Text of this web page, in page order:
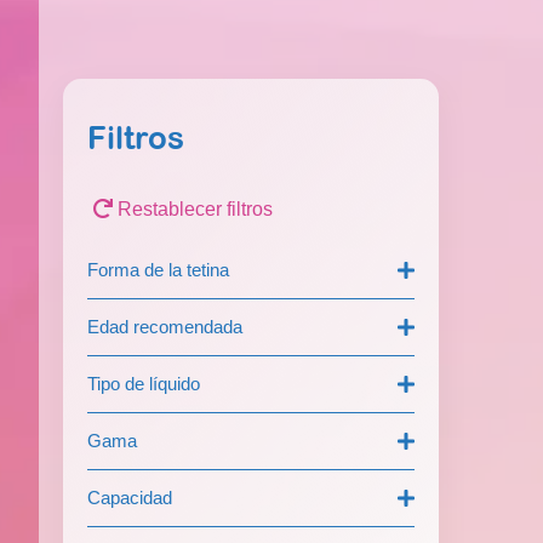
Filtros
Restablecer filtros
Forma de la tetina
Edad recomendada
Tipo de líquido
Gama
Capacidad